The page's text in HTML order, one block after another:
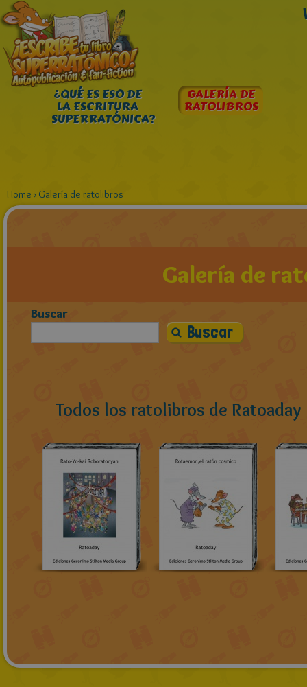
¿QUÉ ES ESO DE
LA ESCRITURA
SUPERRATÓNICA?
GALERÍA DE
RATOLIBROS
Home › Galería de ratolibros
Galería de
Buscar
Todos los ratolibros de Ratoaday